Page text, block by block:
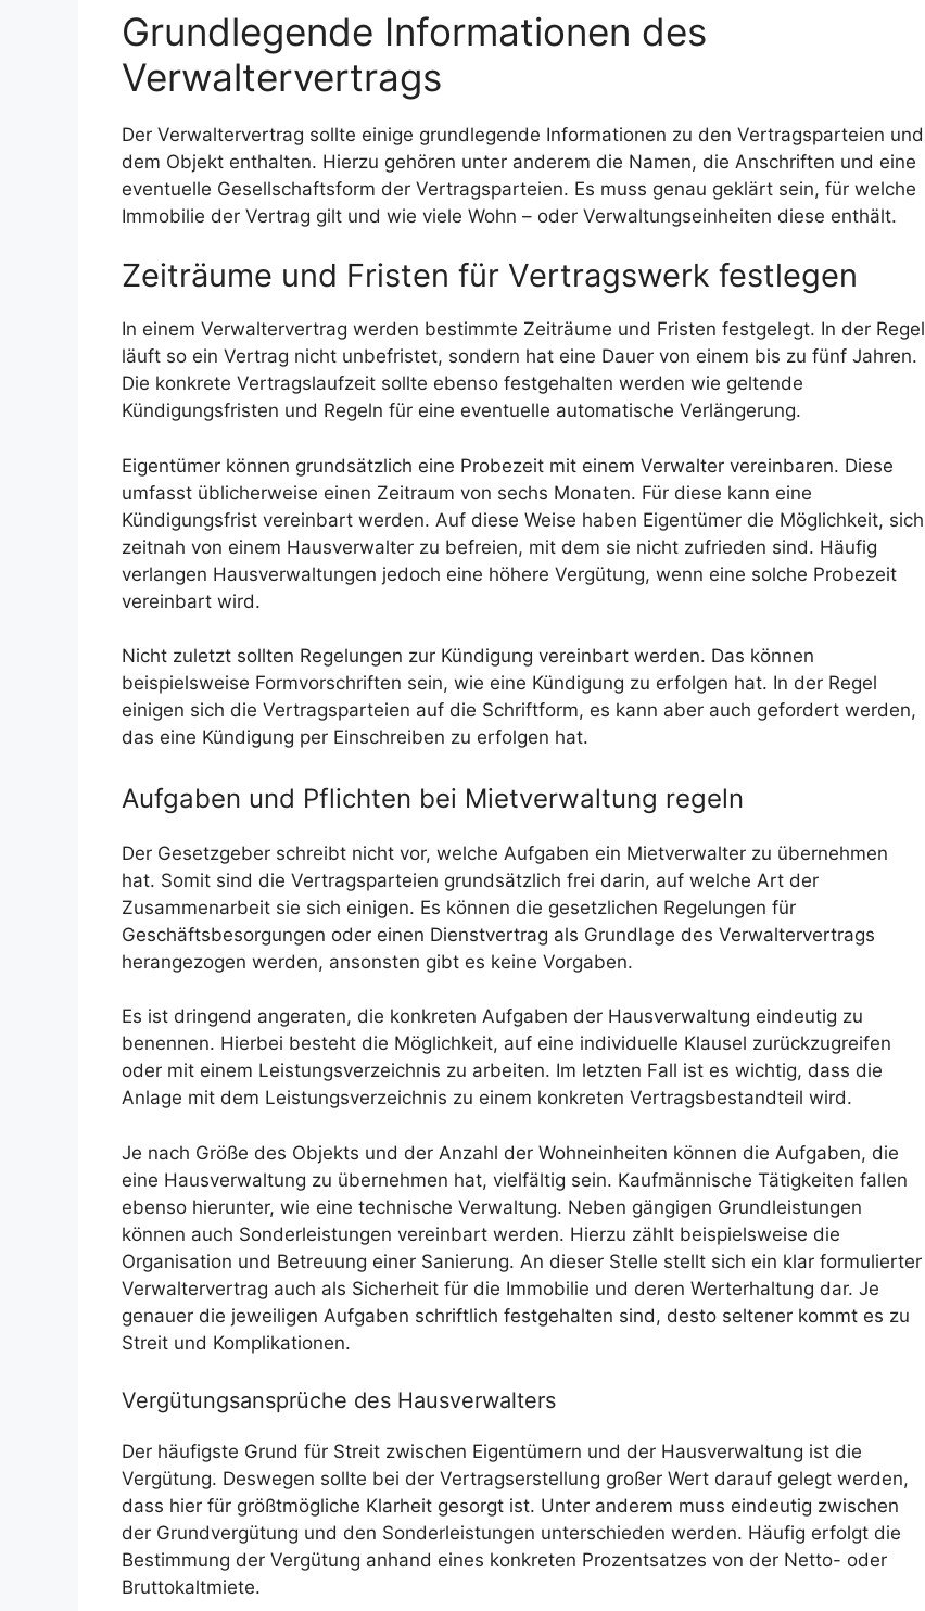
Grundlegende Informationen des
Verwaltervertrags
Der Verwaltervertrag sollte einige grundlegende Informationen zu den Vertragsparteien und
dem Objekt enthalten. Hierzu gehören unter anderem die Namen, die Anschriften und eine
eventuelle Gesellschaftsform der Vertragsparteien. Es muss genau geklärt sein, für welche
Immobilie der Vertrag gilt und wie viele Wohn – oder Verwaltungseinheiten diese enthält.
Zeiträume und Fristen für Vertragswerk festlegen
In einem Verwaltervertrag werden bestimmte Zeiträume und Fristen festgelegt. In der Regel
läuft so ein Vertrag nicht unbefristet, sondern hat eine Dauer von einem bis zu fünf Jahren.
Die konkrete Vertragslaufzeit sollte ebenso festgehalten werden wie geltende
Kündigungsfristen und Regeln für eine eventuelle automatische Verlängerung.
Eigentümer können grundsätzlich eine Probezeit mit einem Verwalter vereinbaren. Diese
umfasst üblicherweise einen Zeitraum von sechs Monaten. Für diese kann eine
Kündigungsfrist vereinbart werden. Auf diese Weise haben Eigentümer die Möglichkeit, sich
zeitnah von einem Hausverwalter zu befreien, mit dem sie nicht zufrieden sind. Häufig
verlangen Hausverwaltungen jedoch eine höhere Vergütung, wenn eine solche Probezeit
vereinbart wird.
Nicht zuletzt sollten Regelungen zur Kündigung vereinbart werden. Das können
beispielsweise Formvorschriften sein, wie eine Kündigung zu erfolgen hat. In der Regel
einigen sich die Vertragsparteien auf die Schriftform, es kann aber auch gefordert werden,
das eine Kündigung per Einschreiben zu erfolgen hat.
Aufgaben und Pflichten bei Mietverwaltung regeln
Der Gesetzgeber schreibt nicht vor, welche Aufgaben ein Mietverwalter zu übernehmen
hat. Somit sind die Vertragsparteien grundsätzlich frei darin, auf welche Art der
Zusammenarbeit sie sich einigen. Es können die gesetzlichen Regelungen für
Geschäftsbesorgungen oder einen Dienstvertrag als Grundlage des Verwaltervertrags
herangezogen werden, ansonsten gibt es keine Vorgaben.
Es ist dringend angeraten, die konkreten Aufgaben der Hausverwaltung eindeutig zu
benennen. Hierbei besteht die Möglichkeit, auf eine individuelle Klausel zurückzugreifen
oder mit einem Leistungsverzeichnis zu arbeiten. Im letzten Fall ist es wichtig, dass die
Anlage mit dem Leistungsverzeichnis zu einem konkreten Vertragsbestandteil wird.
Je nach Größe des Objekts und der Anzahl der Wohneinheiten können die Aufgaben, die
eine Hausverwaltung zu übernehmen hat, vielfältig sein. Kaufmännische Tätigkeiten fallen
ebenso hierunter, wie eine technische Verwaltung. Neben gängigen Grundleistungen
können auch Sonderleistungen vereinbart werden. Hierzu zählt beispielsweise die
Organisation und Betreuung einer Sanierung. An dieser Stelle stellt sich ein klar formulierter
Verwaltervertrag auch als Sicherheit für die Immobilie und deren Werterhaltung dar. Je
genauer die jeweiligen Aufgaben schriftlich festgehalten sind, desto seltener kommt es zu
Streit und Komplikationen.
Vergütungsansprüche des Hausverwalters
Der häufigste Grund für Streit zwischen Eigentümern und der Hausverwaltung ist die
Vergütung. Deswegen sollte bei der Vertragserstellung großer Wert darauf gelegt werden,
dass hier für größtmögliche Klarheit gesorgt ist. Unter anderem muss eindeutig zwischen
der Grundvergütung und den Sonderleistungen unterschieden werden. Häufig erfolgt die
Bestimmung der Vergütung anhand eines konkreten Prozentsatzes von der Netto- oder
Bruttokaltmiete.